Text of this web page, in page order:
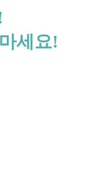
세요!